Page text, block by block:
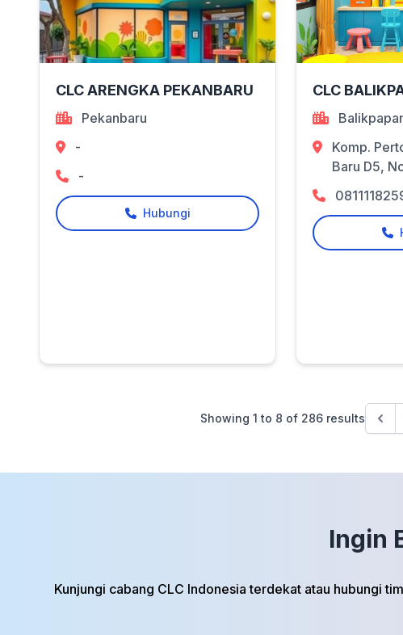
CLC ARENGKA PEKANBARU
Pekanbaru
-
-
Hubungi
CLC
Komp.
Baru D5,
Showing 1 to 8 of 286 results
Ingin
Kunjungi cabang CLC Indonesia terdekat atau hubungi